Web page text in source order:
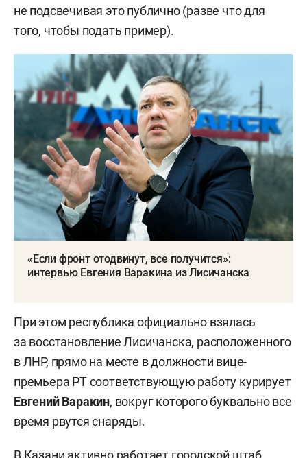
не подсвечивая это публично (разве что для
того, чтобы подать пример).
«Если фронт отодвинут, все получится»:
интервью Евгения Варакина из Лисичанска
При этом республика официально взялась
за восстановление Лисичанска, расположенного
в ЛНР, прямо на месте в должности вице-
премьера РТ соответствующую работу курирует
Евгений Варакин, вокруг которого буквально все
время рвутся снаряды.